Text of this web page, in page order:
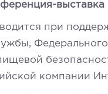
выставка
при
компании